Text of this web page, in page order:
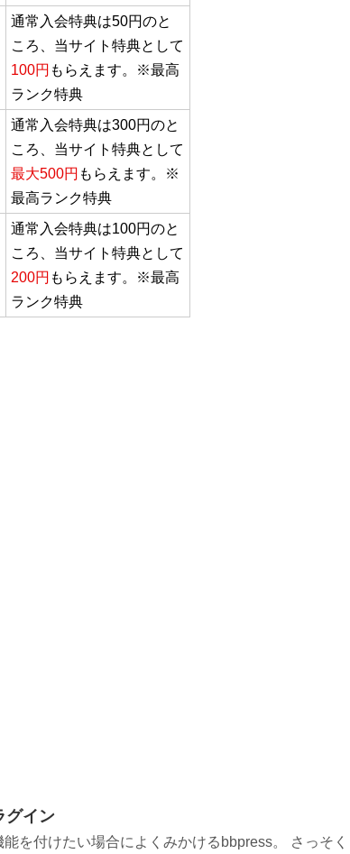
通常入会特典は50円のと
ころ、当サイト特典として
100円 もらえます。※最高
ランク特典
通常入会特典は300円のと
ころ、当サイト特典として
最大500円 もらえます。※
最高ランク特典
通常入会特典は100円のと
ころ、当サイト特典として
200円 もらえます。※最高
ランク特典
イン
を付けたい場合によくみかけるbbpress。 さっそく